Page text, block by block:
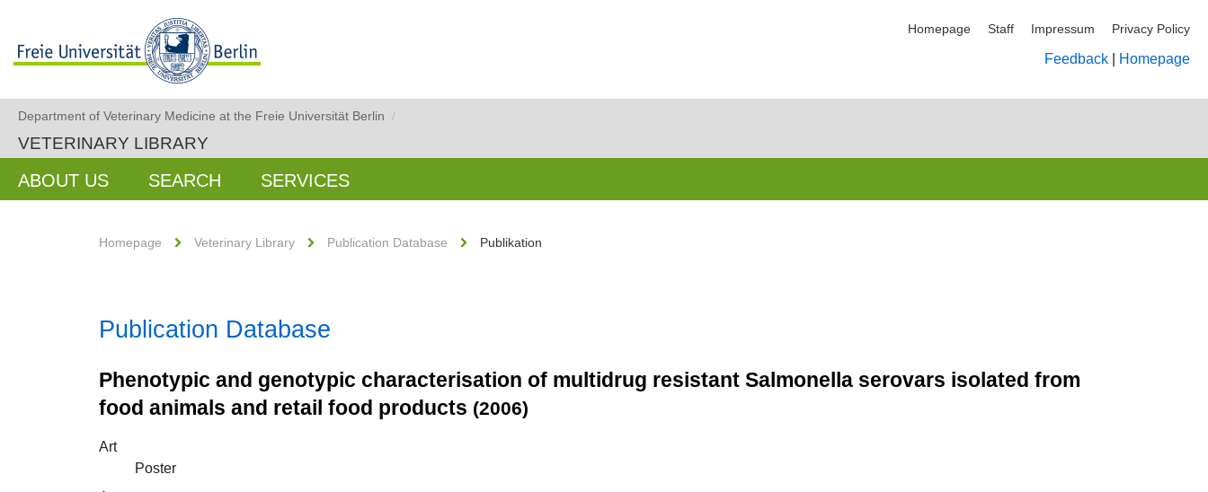
Homepage Staff Impressum Privacy Policy
Feedback Homepage
Department of Veterinary Medicine at the Freie Universität Berlin /
VETERINARY LIBRARY
ABOUT US SEARCH SERVICES
Homepage Veterinary Library Publication Database Publikation
Publication Database
Phenotypic and genotypic characterisation of multidrug resistant Salmonella serovars isolated from
food animals and retail food products (2006)
Art
Poster